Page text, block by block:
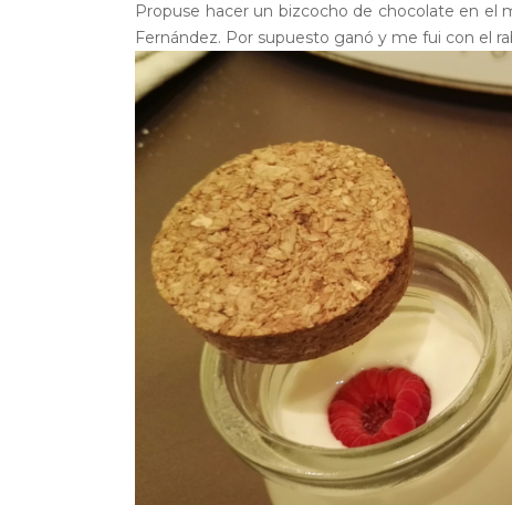
Propuse hacer un bizcocho de chocolate en
Fernández. Por supuesto ganó y me fui con el